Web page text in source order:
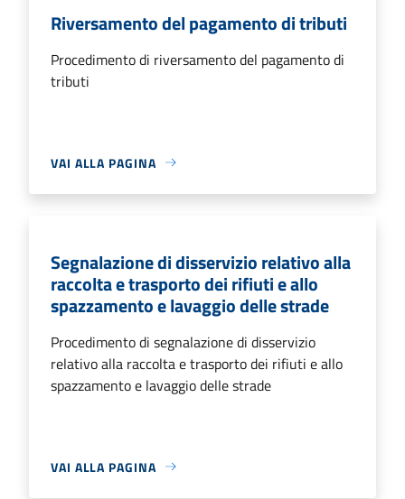
Riversamento del pagamento di tributi
Procedimento di riversamento del pagamento di
tributi
VAI ALLA PAGINA
Segnalazione di disservizio relativo alla
raccolta e trasporto dei rifiuti e allo
spazzamento e lavaggio delle strade
Procedimento di segnalazione di disservizio
relativo alla raccolta e trasporto dei rifiuti e allo
spazzamento e lavaggio delle strade
VAI ALLA PAGINA